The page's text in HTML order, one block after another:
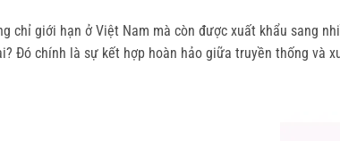
chỉ giới hạn ở Việt Nam mà còn được xuất khẩu sang
Đó chính là sự kết hợp hoàn hảo giữa truyền thống và